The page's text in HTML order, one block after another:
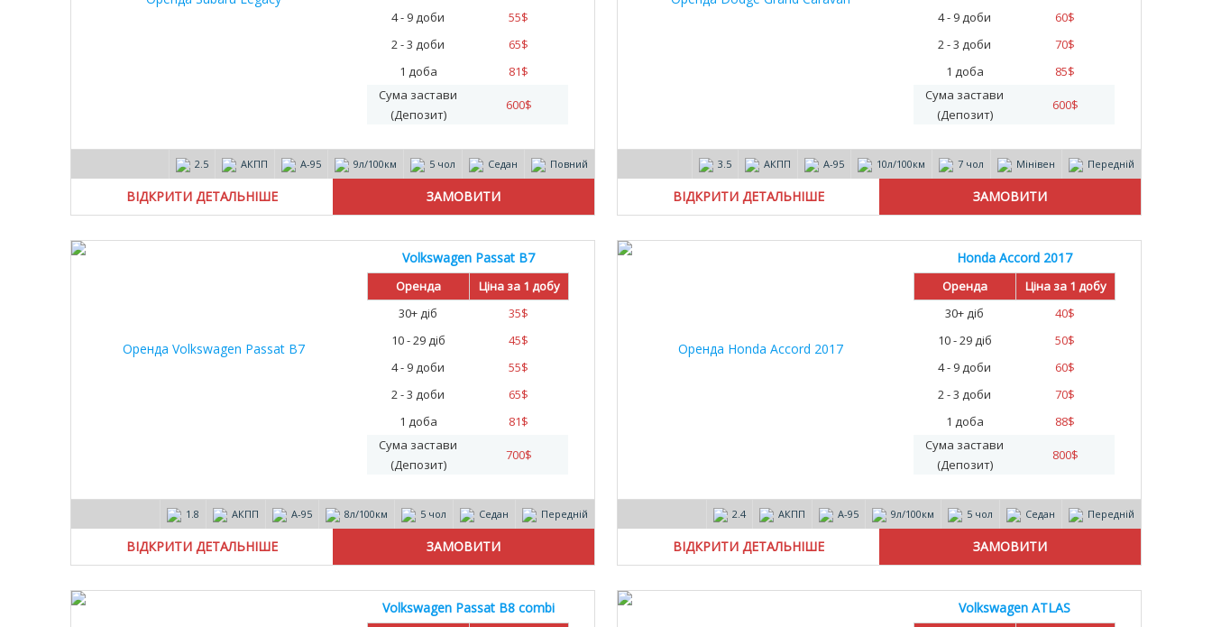
4 - 9 доби
55$
2 - 3 доби
65$
1 доба
81$
Сума застави
(Депозит)
600$
2.5 АКПП А-95 9л/100км 5 чол Седан Повний
ВІДКРИТИ ДЕТАЛЬНІШЕ
4 - 9 доби
60$
2 - 3 доби
70$
1 доба
85$
Сума застави
(Депозит)
600$
3.5 АКПП А-95 10л/100км 7 чол Мінівен Передній
ВІДКРИТИ ДЕТАЛЬНІШЕ
Volkswagen Passat B7
Оренда
Ціна за 1 добу
30+ діб
35$
10 - 29 діб
45$
4 - 9 доби
55$
2 - 3 доби
65$
1 доба
81$
Сума застави
(Депозит)
700$
1.8 АКПП А-95 8л/100км 5 чол Седан Передній
ВІДКРИТИ ДЕТАЛЬНІШЕ
Honda Accord 2017
Оренда
Ціна за 1 добу
30+ діб
40$
10 - 29 діб
50$
4 - 9 доби
60$
2 - 3 доби
70$
1 доба
88$
Сума застави
(Депозит)
800$
2.4 АКПП А-95 9л/100км 5 чол Седан Передній
ВІДКРИТИ ДЕТАЛЬНІШЕ
Volkswagen Passat B8 combi Volkswagen ATLAS